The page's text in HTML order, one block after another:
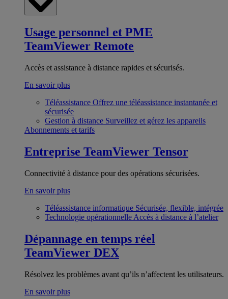
Usage personnel et PME
TeamViewer Remote
Accès et assistance à distance rapides et sécurisés.
En savoir plus
Téléassistance Offrez une téléassistance instantanée et
sécurisée
Gestion à distance Surveillez et gérez les appareils
Abonnements et tarifs
Entreprise TeamViewer Tensor
Connectivité à distance pour des opérations sécurisées.
En savoir plus
Téléassistance informatique Sécurisée, flexible, intégrée
Technologie opérationnelle Accès à distance à l’atelier
Dépannage en temps réel
TeamViewer DEX
Résolvez les problèmes avant qu’ils n’affectent les utilisateurs.
En savoir plus